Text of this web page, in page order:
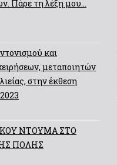
Πάρε τη λέξη μου…
και
μεταποιητών
στην έκθεση
ΝΤΟΥΜΑ ΣΤΟ
ΠΟΛΗΣ